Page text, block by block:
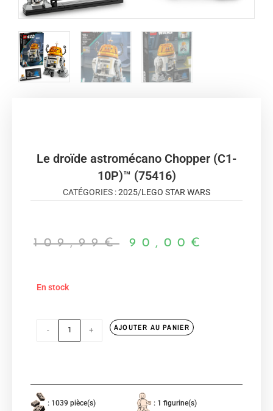
Le droïde astromécano Chopper (C1-
10P)™ (75416)
CATÉGORIES :2025/LEGO STAR WARS
109,99€ 90,00 €
En stock
- + AJOUTER AU PANIER
: 1039 pièce(s) : 1 figurine(s)